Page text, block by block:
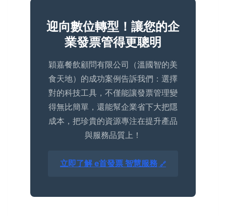
迎向數位轉型！讓您的企
業發票管得更聰明
穎嘉餐飲顧問有限公司（溫國智的美
食天地）的成功案例告訴我們：選擇
對的科技工具，不僅能讓發票管理變
得無比簡單，還能幫企業省下大把隱
成本，把珍貴的資源專注在提升產品
與服務品質上！
立即了解 e首發票 智慧服務